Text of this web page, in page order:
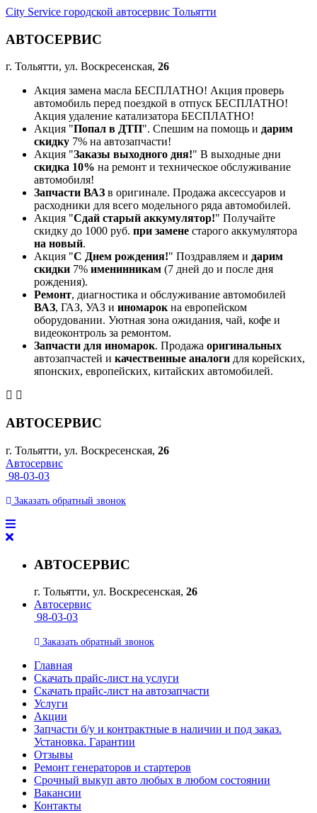
City Service городской автосервис Тольятти
АВТОСЕРВИС
г. Тольятти, ул. Воскресенская, 26
Акция замена масла БЕСПЛАТНО! Акция проверь
автомобиль перед поездкой в отпуск БЕСПЛАТНО!
Акция удаление катализатора БЕСПЛАТНО!
Акция "Попал в ДТП". Спешим на помощь и дарим
скидку 7% на автозапчасти!
Акция "Заказы выходного дня!" В выходные дни
скидка 10% на ремонт и техническое обслуживание
автомобиля!
Запчасти ВАЗ в оригинале. Продажа аксессуаров и
расходники для всего модельного ряда автомобилей.
Акция "Сдай старый аккумулятор!" Получайте
скидку до 1000 руб. при замене старого аккумулятора
на новый.
Акция "С Днем рождения!" Поздравляем и дарим
скидки 7% именинникам (7 дней до и после дня
рождения).
Ремонт, диагностика и обслуживание автомобилей
ВАЗ, ГАЗ, УАЗ и иномарокна европейском
оборудовании. Уютная зона ожидания, чай, кофе и
видеоконтроль за ремонтом.
Запчасти для иномарок. Продажа оригинальных
автозапчастей и качественные аналоги для корейских,
японских, европейских, китайских автомобилей.
АВТОСЕРВИС
г. Тольятти, ул. Воскресенская, 26
Автосервис
98-03-03
Заказать обратный звонок
АВТОСЕРВИС
г. Тольятти, ул. Воскресенская, 26
Автосервис
98-03-03
Заказать обратный звонок
Главная
Скачать прайс-лист на услуги
Скачать прайс-лист на автозапчасти
Услуги
Акции
Запчасти б/у и контрактные в наличии и под заказ.
Установка. Гарантии
Отзывы
Ремонт генераторов и стартеров
Cрочный выкуп авто любых в любом состоянии
Вакансии
Контакты